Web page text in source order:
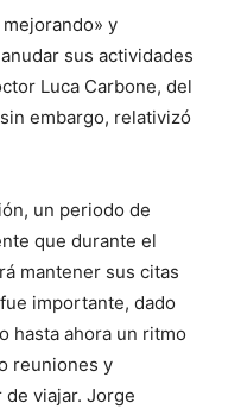
y
sus actividades
Luca Carbone, del
embargo, relativizó
un periodo de
que durante el
mantener sus citas
importante, dado
hasta ahora un ritmo
reuniones y
viajar. Jorge